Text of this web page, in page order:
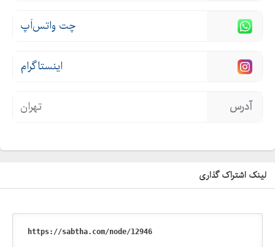
چت واتس‌اَپ
اینستاگرام
آدرس تهران
لینک اشتراک گذاری